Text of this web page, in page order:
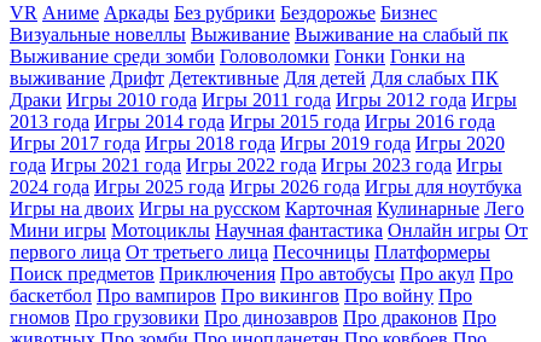
VR Аниме Аркады Без рубрики Бездорожье Бизнес
Визуальные новеллы Выживание Выживание на слабый пк
Выживание среди зомби Головоломки Гонки Гонки на
выживание Дрифт Детективные Для детей Для слабых ПК
Драки Игры 2010 года Игры 2011 года Игры 2012 года Игры
2013 года Игры 2014 года Игры 2015 года Игры 2016 года
Игры 2017 года Игры 2018 года Игры 2019 года Игры 2020
года Игры 2021 года Игры 2022 года Игры 2023 года Игры
2024 года Игры 2025 года Игры 2026 года Игры для ноутбука
Игры на двоих Игры на русском Карточная Кулинарные Лего
Мини игры Мотоциклы Научная фантастика Онлайн игры От
первого лица От третьего лица Песочницы Платформеры
Поиск предметов Приключения Про автобусы Про акул Про
баскетбол Про вампиров Про викингов Про войну Про
гномов Про грузовики Про динозавров Про драконов Про